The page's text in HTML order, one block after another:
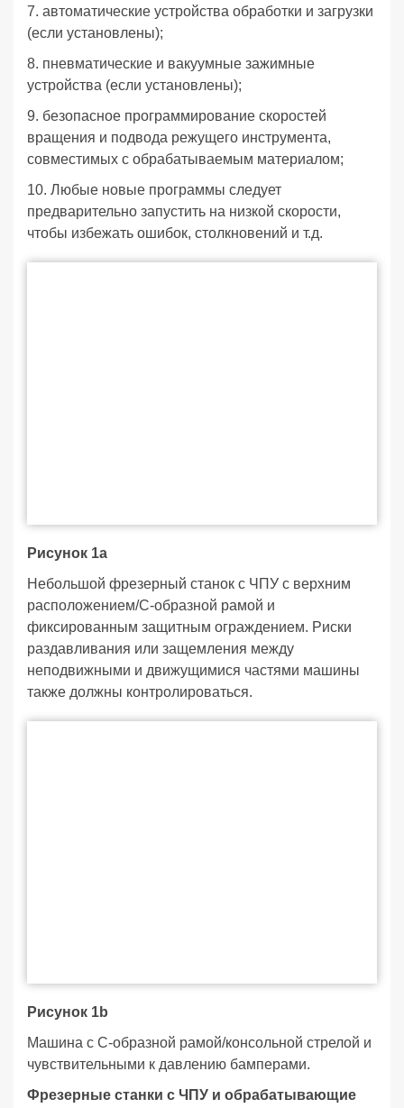
7. автоматические устройства обработки и загрузки
(если установлены);
8. пневматические и вакуумные зажимные
устройства (если установлены);
9. безопасное программирование скоростей
вращения и подвода режущего инструмента,
совместимых с обрабатываемым материалом;
10. Любые новые программы следует
предварительно запустить на низкой скорости,
чтобы избежать ошибок, столкновений и т.д.
Рисунок 1a
Небольшой фрезерный станок с ЧПУ с верхним
расположением/С-образной рамой и
фиксированным защитным ограждением. Риски
раздавливания или защемления между
неподвижными и движущимися частями машины
также должны контролироваться.
Рисунок 1b
Машина с С-образной рамой/консольной стрелой и
чувствительными к давлению бамперами.
Фрезерные станки с ЧПУ и обрабатывающие